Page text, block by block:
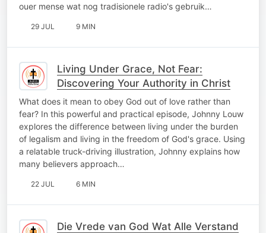
ouer mense wat nog tradisionele radio's gebruik…
29 JUL 9 MIN
Living Under Grace, Not Fear:
Discovering Your Authority in Christ
What does it mean to obey God out of love rather than
fear? In this powerful and practical episode, Johnny Louw
explores the difference between living under the burden
of legalism and living in the freedom of God's grace. Using
a relatable truck-driving illustration, Johnny explains how
many believers approach…
22 JUL 6 MIN
Die Vrede van God Wat Alle Verstand